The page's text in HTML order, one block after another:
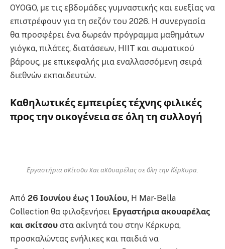
OYOGO, με τις εβδομάδες γυμναστικής και ευεξίας να
επιστρέφουν για τη σεζόν του 2026. Η συνεργασία
θα προσφέρει ένα δωρεάν πρόγραμμα μαθημάτων
γιόγκα, πιλάτες, διατάσεων, HIIT και σωματικού
βάρους, με επικεφαλής μια εναλλασσόμενη σειρά
διεθνών εκπαιδευτών.
Καθηλωτικές εμπειρίες τέχνης φιλικές
προς την οικογένεια σε όλη τη συλλογή
Εργαστήρια σκίτσου και ακουαρέλας σε όλη την Κέρκυρα.
Από 26 Ιουνίου έως 1 Ιουλίου, Η Mar-Bella
Collection θα φιλοξενήσει Εργαστήρια ακουαρέλας
και σκίτσου στα ακίνητά του στην Κέρκυρα,
προσκαλώντας ενήλικες και παιδιά να